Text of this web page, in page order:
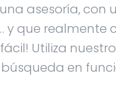
asesoría,
y que
Utiliza
en